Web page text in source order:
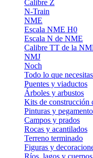
Calibre Z
N-Train
NME
Escala NME H0
Escala N de NME
Calibre TT de la
NMJ
Noch
Todo lo que
Puentes y viaductos
Árboles y arbustos
Kits de construcción
Pinturas y pegamento
Campos y prados
Rocas y acantilados
Terreno terminado
Figuras y
Ríos, lagos y